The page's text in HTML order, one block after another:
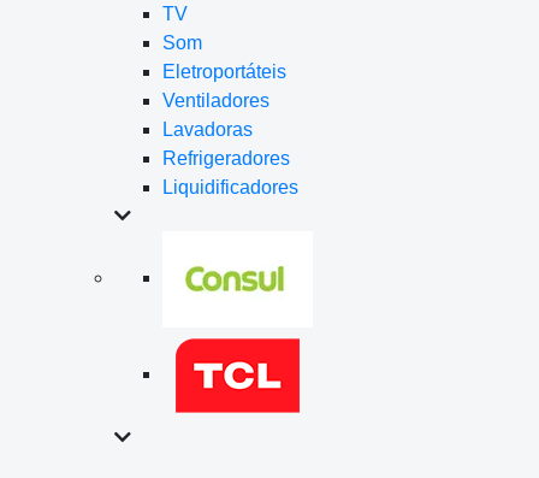
TV
Som
Eletroportáteis
Ventiladores
Lavadoras
Refrigeradores
Liquidificadores